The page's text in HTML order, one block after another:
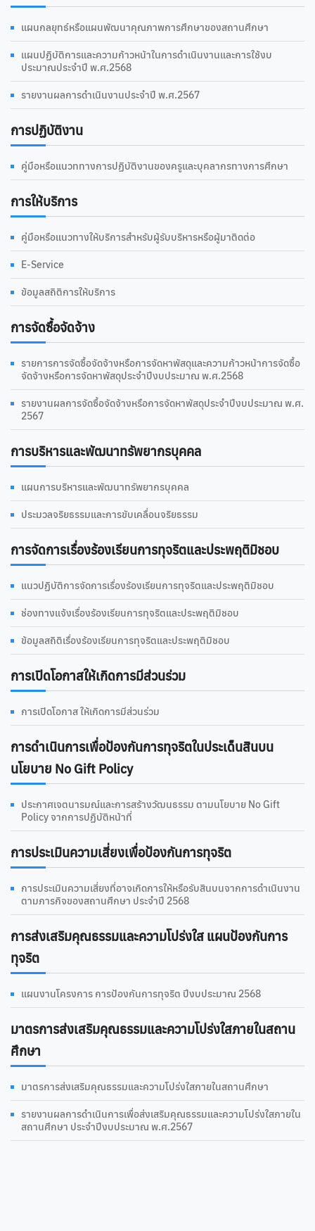
แผนกลยุทธ์หรือแผนพัฒนาคุณภาพการศึกษาของสถานศึกษา
แผนปฏิบัติการและความก้าวหน้าในการดำเนินงานและการใช้งบ
ประมาณประจำปี พ.ศ.2568
รายงานผลการดำเนินงานประจำปี พ.ศ.2567
การปฏิบัติงาน
คู่มือหรือแนวททางการปฏิบัติงานของครูและบุคลากรทางการศึกษา
การให้บริการ
คู่มือหรือแนวทางให้บริการสำหรับผู้รับบริหารหรือผู้มาติดต่อ
E-Service
ข้อมูลสถิติการให้บริการ
การจัดซื้อจัดจ้าง
รายการการจัดซื้อจัดจ้างหรือการจัดหาพัสดุและความก้าวหน้าการจัดซื้อ
จัดจ้างหรือการจัดหาพัสดุประจำปีงบประมาณ พ.ศ.2568
รายงานผลการจัดซื้อจัดจ้างหรือการจัดหาพัสดุประจำปีงบประมาณ พ.ศ.
2567
การบริหารและพัฒนาทรัพยากรบุคคล
แผนการบริหารและพัฒนาทรัพยากรบุคคล
ประมวลจริยธรรมและการขับเคลื่อนจริยธรรม
การจัดการเรื่องร้องเรียนการทุจริตและประพฤติมิชอบ
แนวปฏิบัติการจัดการเรื่องร้องเรียนการทุจริตและประพฤติมิชอบ
ช่องทางแจ้งเรื่องร้องเรียนการทุจริตและประพฤติมิชอบ
ข้อมูลสถิติเรื่องร้องเรียนการทุจริตและประพฤติมิชอบ
การเปิดโอกาสให้เกิดการมีส่วนร่วม
การเปิดโอกาส ให้เกิดการมีส่วนร่วม
การดําเนินการเพื่อป้องกันการทุจริตในประเด็นสินบน
นโยบาย No Gift Policy
ประกาศเจตนารมณ์และการสร้างวัฒนธรรม ตามนโยบาย No Gift
Policy จากการปฏิบัติหน้าที่
การประเมินความเสี่ยงเพื่อป้องกันการทุจริต
การประเมินความเสี่ยงที่อาจเกิดการให้หรือรับสินบนจากการดำเนินงาน
ตามภารกิจของสถานศึกษา ประจำปี 2568
การส่งเสริมคุณธรรมและความโปร่งใส แผนป้องกันการ
ทุจริต
แผนงานโครงการ การป้องกันการทุจริต ปีงบประมาณ 2568
มาตรการส่งเสริมคุณธรรมและความโปร่งใสภายในสถาน
ศึกษา
มาตรการส่งเสริมคุณธรรมและความโปร่งใสภายในสถานศึกษา
รายงานผลการดําเนินการเพื่อส่งเสริมคุณธรรมและความโปร่งใสภายใน
สถานศึกษา ประจำปีงบประมาณ พ.ศ.2567